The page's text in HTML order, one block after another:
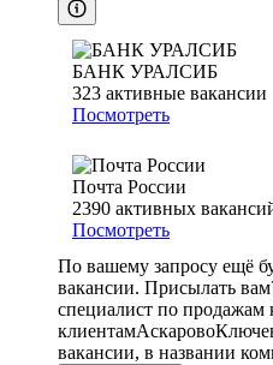
БАНК УРАЛСИБ
323 активные вакансии
Посмотреть
Почта России
2390 активных
Посмотреть
По вашему запросу ещё
вакансии. Присылать
специалист по продажам
клиентамАскарово
вакансии, в названии